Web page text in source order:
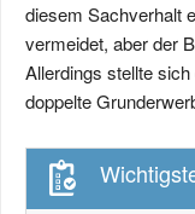
diesem Sachverhalt
vermeidet, aber der
Allerdings stellte
doppelte